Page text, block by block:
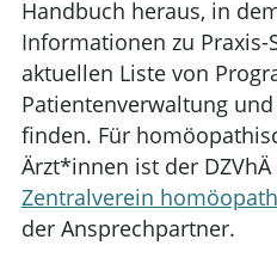
Handbuch heraus, in
Informationen zu
aktuellen Liste von
Patientenverwaltung
finden. Für
Ärzt*innen ist der DZVhÄ
Zentralverein
der Ansprechpartner.